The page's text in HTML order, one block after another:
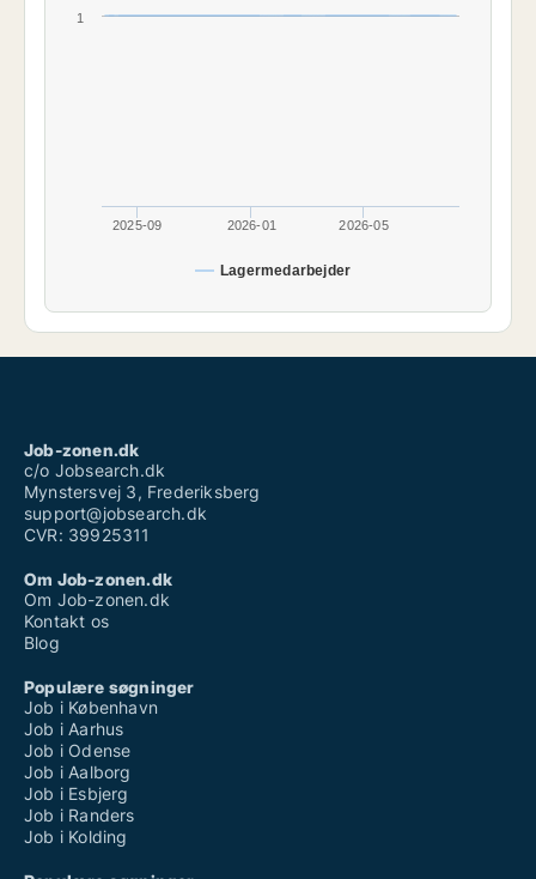
Lagermedarbejder
2025-09 2026-01 2026-05
1
Job-zonen.dk
c/o Jobsearch.dk
Mynstersvej 3, Frederiksberg
support@jobsearch.dk
CVR: 39925311
Om Job-zonen.dk
Om Job-zonen.dk
Kontakt os
Blog
Populære søgninger
Job i København
Job i Aarhus
Job i Odense
Job i Aalborg
Job i Esbjerg
Job i Randers
Job i Kolding